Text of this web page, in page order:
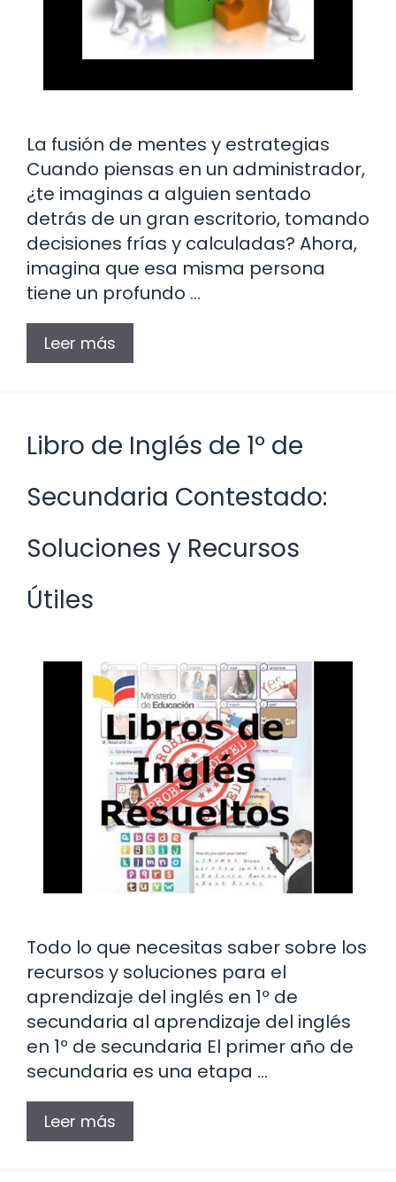
La fusión de mentes y estrategias
Cuando piensas en un administrador,
¿te imaginas a alguien sentado
detrás de un gran escritorio, tomando
decisiones frías y calculadas? Ahora,
imagina que esa misma persona
tiene un profundo …
Leer más
Libro de Inglés de 1º de
Secundaria Contestado:
Soluciones y Recursos
Útiles
Todo lo que necesitas saber sobre los
recursos y soluciones para el
aprendizaje del inglés en 1º de
secundaria al aprendizaje del inglés
en 1º de secundaria El primer año de
secundaria es una etapa …
Leer más